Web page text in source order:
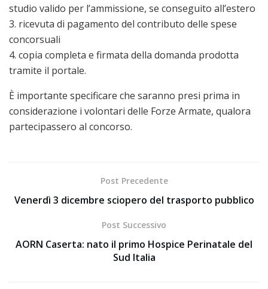
studio valido per l’ammissione, se conseguito all’estero
3. ricevuta di pagamento del contributo delle spese
concorsuali
4. copia completa e firmata della domanda prodotta
tramite il portale.
È importante specificare che saranno presi prima in
considerazione i volontari delle Forze Armate, qualora
partecipassero al concorso.
Post Precedente
Venerdì 3 dicembre sciopero del trasporto pubblico
Post Successivo
AORN Caserta: nato il primo Hospice Perinatale del
Sud Italia